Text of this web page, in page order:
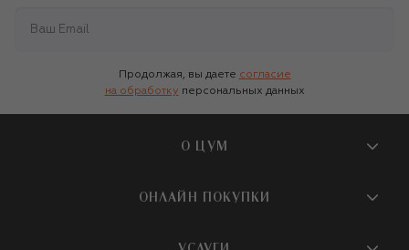
Продолжая, вы даете согласие
на обработку персональных данных
О ЦУМ
О магазине
ОНЛАЙН ПОКУПКИ